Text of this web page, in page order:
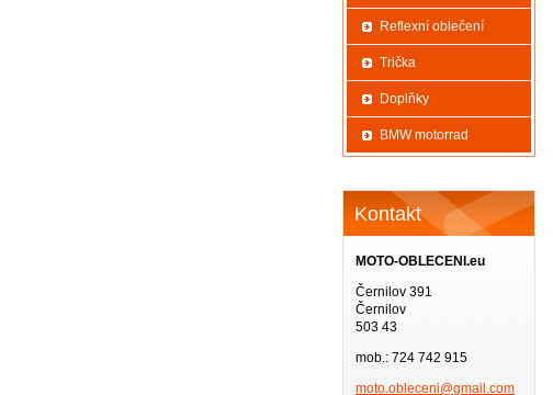
Reflexní oblečení
Trička
Doplňky
BMW motorrad
Kontakt
MOTO-OBLECENI.eu
Černilov 391
Černilov
503 43
mob.: 724 742 915
moto.obl eceni@gmail.com